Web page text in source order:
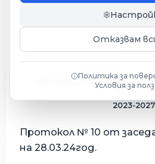
Протокол № 10
проведено на
Протоколи от заседания на
2023-2027
Протокол № 10 от
на 28.03.24год.
Отказвам
Политика за
Условия за